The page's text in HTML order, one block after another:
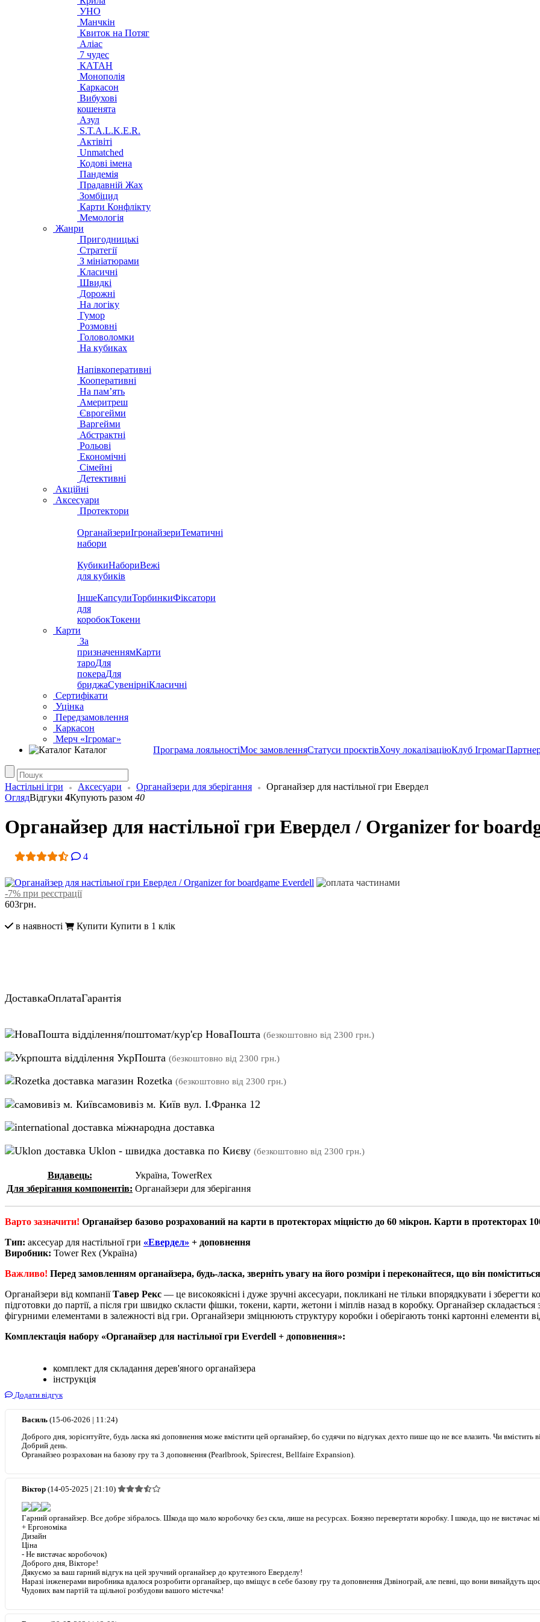
УНО
Манчкін
Квиток на Потяг
Аліас
7 чудес
КАТАН
Монополія
Каркасон
Вибухові
кошенята
Азул
S.T.A.L.K.E.R.
Актівіті
Unmatched
Кодові імена
Пандемія
Прадавній Жах
Зомбіцид
Карти Конфлікту
Мемологія
Жанри
Пригодницькі
Стратегії
З мініатюрами
Класичні
Швидкі
Дорожні
На логіку
Гумор
Розмовні
Головоломки
На кубиках
Напівкоперативні
Кооперативні
На пам’ять
Америтреш
Єврогейми
Варгейми
Абстрактні
Рольові
Економічні
Сімейні
Детективні
Акційні
Аксесуари
Протектори
ОрганайзериІгронайзериТематичні
набори
КубикиНабориВежі
для кубиків
ІншеКапсулиТорбинкиФіксатори
для
коробокТокени
Карти
За
призначеннямКарти
тароДля
покераДля
бриджаСувенірніКласичні
Сертифікати
Уцінка
Передзамовлення
Каркасон
Мерч «Ігромаг»
Каталог
Програма лояльностіМоє замовленняСтатуси проєктівХочу локалізаціюКлуб Ігромаг
Настільні ігри Аксесуари Органайзери для зберігання
Органайзер для настільної гри Евердел
ОглядВідгуки 4Купують разом 40
Органайзер для настільної гри Евердел / Organizer for
4
-7% при реєстрації
603грн.
в наявності Купити Купити в 1 клік
ДоставкаОплатаГарантія
відділення/поштомат/кур'єр НоваПошта (безкоштовно від 2300 грн.)
відділення УкрПошта (безкоштовно від 2300 грн.)
магазин Rozetka (безкоштовно від 2300 грн.)
самовивіз м. Київ вул. І.Франка 12
міжнародна доставка
Uklon - швидка доставка по Києву (безкоштовно від 2300 грн.)
Видавець:
Україна, TowerRex
Для зберігання компонентів: Органайзери для зберігання
Варто зазначити! Органайзер базово розрахований на карти в протекторах міцністю до 60 мікрон. Карти в протекторах
Тип: аксесуар для настільної гри «Евердел» + доповнення
Виробник: Tower Rex (Україна)
Важливо! Перед замовленням органайзера, будь-ласка, зверніть увагу на його розміри і переконайтеся, що він
Органайзери від компаніїТавер Рекс — це високоякісні і дуже зручні аксесуари, покликані не тільки впорядкувати і
підготовки до партії, а після гри швидко скласти фішки, токени, карти, жетони і міплів назад в коробку. Органайзер складається
фігурними елементами в залежності від гри. Органайзери зміцнюють структуру коробки і оберігають тонкі картонні елементи
Комплектація набору «Органайзер для настільної гри Everdell + доповнення»:
комплект для складання дерев'яного органайзера
інструкція
Додати відгук
Василь (15-06-2026 | 11:24)
Доброго дня, зорієнтуйте, будь ласка які доповнення може вмістити цей органайзер, бо судячи по відгуках дехто пише що не все влазить. Чи вмістить
Добрий день.
Органайзео розрахован на базову гру та 3 доповнення (Pearlbrook, Spirecrest, Bellfaire Expansion).
Віктор (14-05-2025 | 21:10)
Гарний органайзер. Все добре зібралось. Шкода що мало коробочку без скла, лише на ресурсах. Боязно перевертати коробку. І шкода, що не вистачає
+Ергономіка
Дизайн
Ціна
-Не вистачає коробочок)
Доброго дня, Вікторе!
Дякуємо за ваш гарний відгук на цей зручний органайзер до крутезного Еверделу!
Наразі інженерами виробника вдалося розробити органайзер, що вміщує в себе базову гру та доповнення Дзвінограй, але певні, що вони винайдуть
Чудових вам партій та щільної розбудови вашого містечка!